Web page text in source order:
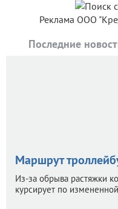
Реклама ООО
Последние
Маршрут
Из-за обрыва растяжки
курсирует по